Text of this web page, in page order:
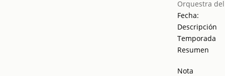
Orquestra
Fecha:
Descripción
Temporada
Resumen
Nota